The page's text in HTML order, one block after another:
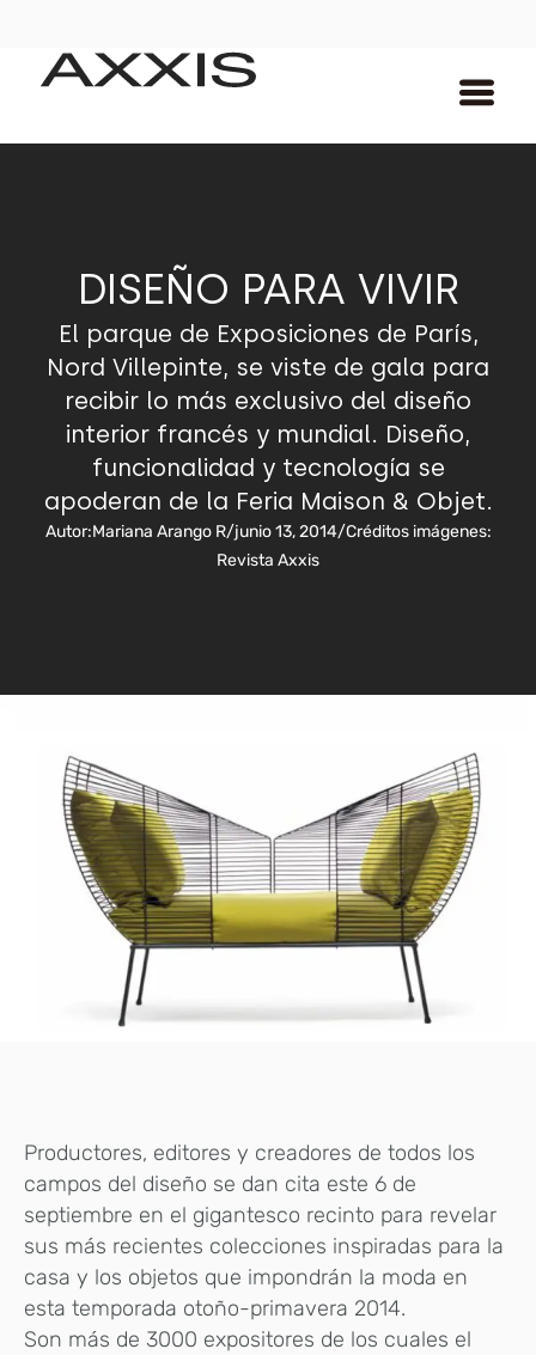
DISEÑO PARA VIVIR
El parque de Exposiciones de París,
Nord Villepinte, se viste de gala para
recibir lo más exclusivo del diseño
interior francés y mundial. Diseño,
funcionalidad y tecnología se
apoderan de la Feria Maison & Objet.
Autor:Mariana Arango R/junio 13, 2014/Créditos imágenes:
Revista Axxis
Productores, editores y creadores de todos los
campos del diseño se dan cita este 6 de
septiembre en el gigantesco recinto para revelar
sus más recientes colecciones inspiradas para la
casa y los objetos que impondrán la moda en
esta temporada otoño-primavera 2014.
Son más de 3000 expositores de los cuales el